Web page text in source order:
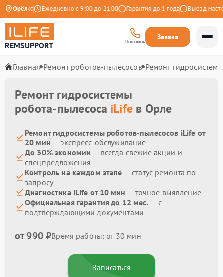
Орёл
Яндекс Ежедневно с 9:00 до 21:00 Гарантия до 1 года Выезд
REMSUPPORT Позвонить
Заявка
Главная Ремонт роботов-пылесосов Ремонт гидросистемы
Ремонт гидросистемы
робота-пылесоса iLife в Орле
Ремонт гидросистемы роботов-пылесосов iLife от
20 мин — экспресс-обслуживание
До 30% экономии — всегда свежие акции и
спецпредложения
Контроль на каждом этапе — статус ремонта по
запросу
Диагностика iLife от 10 мин — точное выявление
Официальная гарантия до 12 мес. — с
подтверждающими документами
от 990 ₽Время работы: от 30 мин
Записаться